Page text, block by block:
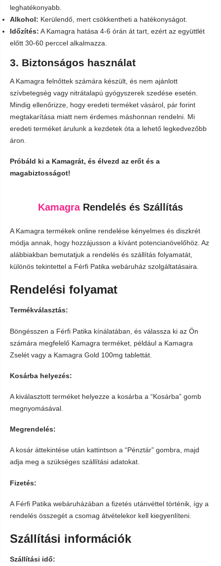
leghatékonyabb.
Alkohol: Kerülendő, mert csökkentheti a hatékonyságot.
Időzítés: A Kamagra hatása 4-6 órán át tart, ezért az együttlét
előtt 30-60 perccel alkalmazza.
3. Biztonságos használat
A Kamagra felnőttek számára készült, és nem ajánlott
szívbetegség vagy nitrátalapú gyógyszerek szedése esetén.
Mindig ellenőrizze, hogy eredeti terméket vásárol, pár forint
megtakarítása miatt nem érdemes máshonnan rendelni. Mi
eredeti terméket árulunk a kezdetek óta a lehető legkedvezőbb
áron.
Próbáld ki a Kamagrát, és élvezd az erőt és a
magabiztosságot!
Kamagra Rendelés és Szállítás
A Kamagra termékek online rendelése kényelmes és diszkrét
módja annak, hogy hozzájusson a kívánt potencianövelőhöz. Az
alábbiakban bemutatjuk a rendelés és szállítás folyamatát,
különös tekintettel a Férfi Patika webáruház szolgáltatásaira.
Rendelési folyamat
Termékválasztás:
Böngésszen a Férfi Patika kínálatában, és válassza ki az Ön
számára megfelelő Kamagra terméket, például a Kamagra
Zselét vagy a Kamagra Gold 100mg tablettát.
Kosárba helyezés:
A kiválasztott terméket helyezze a kosárba a “Kosárba” gomb
megnyomásával.
Megrendelés:
A kosár áttekintése után kattintson a “Pénztár” gombra, majd
adja meg a szükséges szállítási adatokat.
Fizetés:
A Férfi Patika webáruházában a fizetés utánvéttel történik, így a
rendelés összegét a csomag átvételekor kell kiegyenlíteni.
Szállítási információk
Szállítási idő: